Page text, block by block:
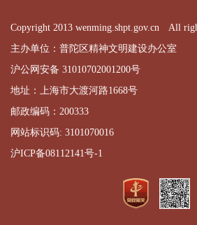
Copyright 2013 wenming.shpt.gov.cn All
主办单位：普陀区精神文明建设办公室
沪公网安备 31010702001200号
地址：上海市大渡河路1668号
邮政编码：200333
网站标识码: 3101070016
沪ICP备08112141号-1